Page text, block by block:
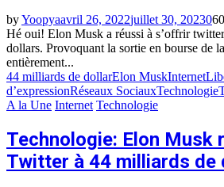
byYoopyaavril 26, 2022juillet 30, 20230
Hé oui! Elon Musk a réussi à s’offrir
dollars. Provoquant la sortie en bourse de
entièrement...
44 milliards de dollarElon MuskInternet
d’expressionRéseaux SociauxTechnologie
A la Une Internet Technologie
Technologie: Elon Musk
Twitter à 44 milliards de